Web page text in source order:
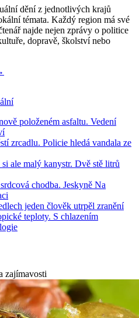
dění z jednotlivých krajů
témata. Každý region má své
najde nejen zprávy o politice
dopravě, školství nebo
položeném asfaltu. Vedení
zrcadlu. Policie hledá vandala ze
ale malý kanystr. Dvě stě litrů
chodba. Jeskyně Na
jeden člověk utrpěl zranění
teploty. S chlazením
zajímavosti